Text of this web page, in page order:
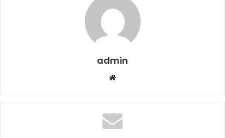
admin
Web